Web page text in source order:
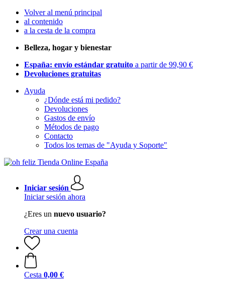
Volver al menú principal
al contenido
a la cesta de la compra
Belleza, hogar y bienestar
España: envío estándar gratuito a partir de 99,90 €
Devoluciones gratuitas
Ayuda
¿Dónde está mi pedido?
Devoluciones
Gastos de envío
Métodos de pago
Contacto
Todos los temas de "Ayuda y Soporte"
Iniciar sesión
Iniciar sesión ahora
¿Eres un nuevo usuario?
Crear una cuenta
Cesta 0,00 €